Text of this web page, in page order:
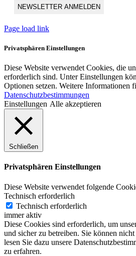
Page load link
Privatsphären Einstellungen
Diese Website verwendet Cookies, die
erforderlich sind. Unter Einstellungen
Optionen setzen. Weitere Informationen
Datenschutzbestimmungen
Einstellungen Alle akzeptieren
Schließen
Privatsphären Einstellungen
Diese Website verwendet folgende
Technisch erforderlich
Technisch erforderlich
immer aktiv
Diese Cookies sind erforderlich, um
und sicher zu betreiben. Sie können
lesen Sie dazu unsere
zu erfahren.